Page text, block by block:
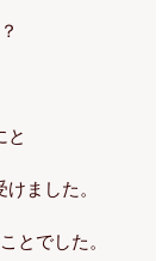
と
ました。
とでした。